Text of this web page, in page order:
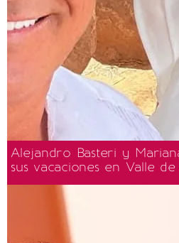
Alejandro Basteri y
sus vacaciones en Valle de